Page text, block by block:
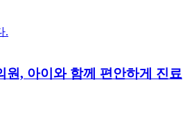
.
원, 아이와 함께 편안하게 진료